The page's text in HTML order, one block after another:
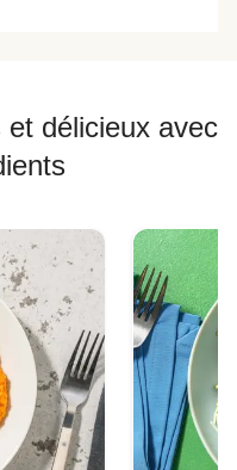
et délicieux avec